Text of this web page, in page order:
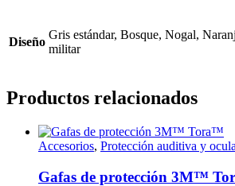
Diseño
Gris estándar, Bosque, Nogal,
militar
Productos relacionados
Accesorios, Protección auditiva y
Gafas de protección 3M™